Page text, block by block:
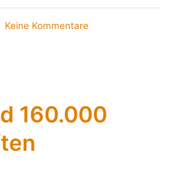
Keine Kommentarezu
160.000